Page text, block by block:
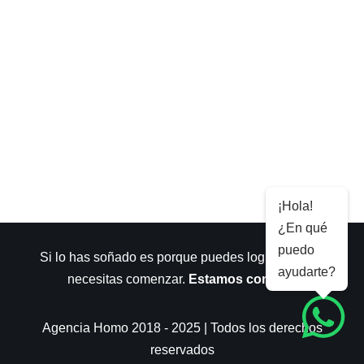
Si lo has soñado es porque puedes lograrlo. Sólo
necesitas comenzar. Estamos contigo.
Agencia Homo 2018 - 2025 | Todos los derechos
reservados
¡Hola!
¿En qué
puedo
ayudarte?